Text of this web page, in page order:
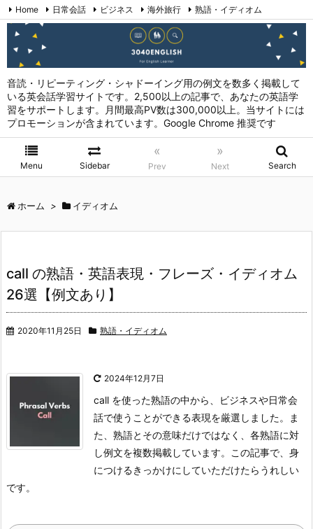
音読・リピーティング・シャドーイング用の例文を数多く掲載して
いる英会話学習サイトです。2,500以上の記事で、あなたの英語学
習をサポートします。月間最高PV数は300,000以上。当サイトには
プロモーションが含まれています。Google Chrome 推奨です
Menu Sidebar
«
Prev
»
Next Search
Home 日常会話 ビジネス 海外旅行
熟語・イディオム
英会話表現 (日本語→英語)
お問い合わせ
ホーム > イディオム
call の熟語・英語表現・フレーズ・イディオム
26選【例文あり】
2020年11月25日 熟語・イディオム
2024年12月7日
call を使った熟語の中から、ビジネスや日常会
話で使うことができる表現を厳選しました。ま
た、熟語とその意味だけではなく、各熟語に対
し例文を複数掲載しています。この記事で、身
につけるきっかけにしていただけたらうれしい
です。